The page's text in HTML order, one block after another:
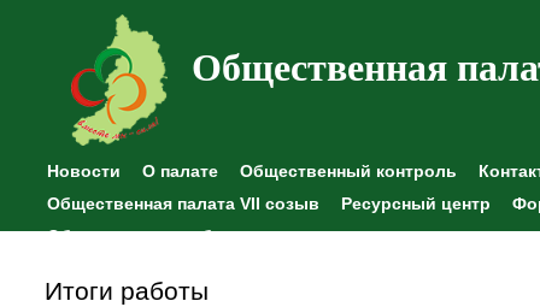
Общественная
Новости О палате Общественный контроль
Общественная палата VII созыв
Ресурсный центр
Общественные наблюдения
Итоги работы